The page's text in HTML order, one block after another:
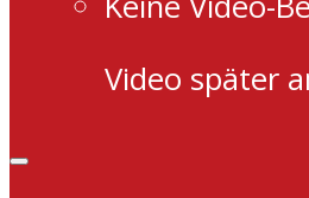
Video später